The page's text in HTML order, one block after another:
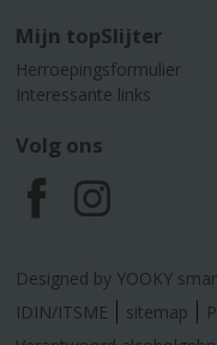
Mijn topSlijter
Herroepingsformulier
Interessante links
Volg ons
F
a
c
I
n
s
Designed by YOOKY
IDIN/ITSME
sitemap